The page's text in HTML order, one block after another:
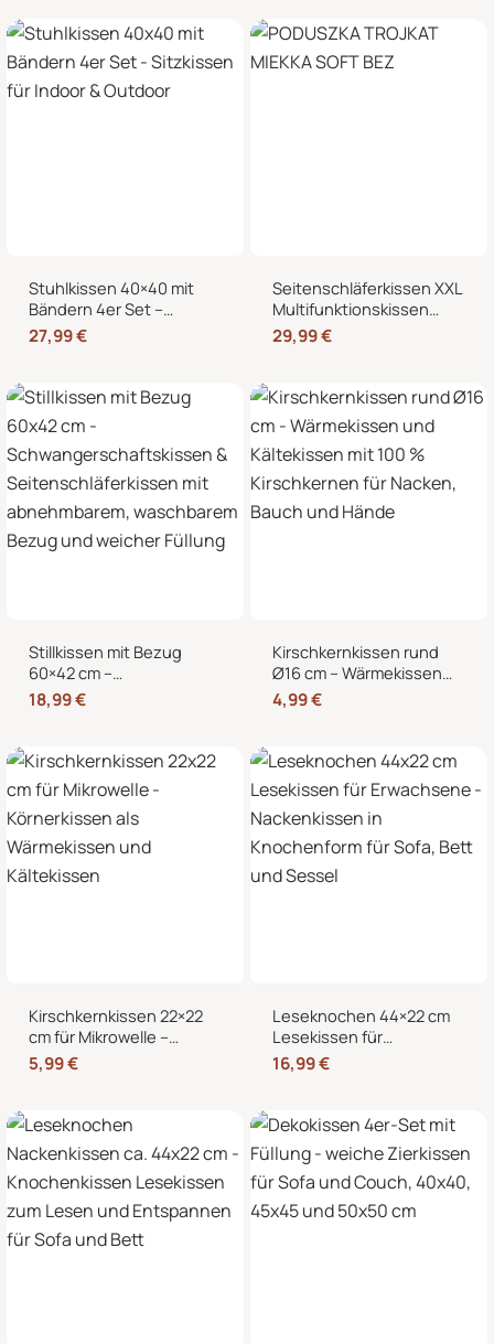
Stillzeit
Lagerungskissen ca.
60×42 cm
Stuhlkissen 40×40 mit
Bändern 4er Set –
Sitzkissen für Indoor &
Outdoor
27,99€
Seitenschläferkissen XXL
Multifunktionskissen
Stillkissen – Lesekissen
für Bett und Sofa, weich
29,99€
Stillkissen mit Bezug
60×42 cm –
Schwangerschaftskissen
& Seitenschläferkissen
waschbarem Bezug und
18,99€
Kirschkernkissen rund
Ø16 cm – Wärmekissen
und Kältekissen mit 100
% Kirschkernen für
Hände
4,99€
Kirschkernkissen 22×22
cm für Mikrowelle –
Körnerkissen als
Wärmekissen und
5,99€
Leseknochen 44×22 cm
Lesekissen für
Erwachsene –
Nackenkissen in
Bett und Sessel
16,99€